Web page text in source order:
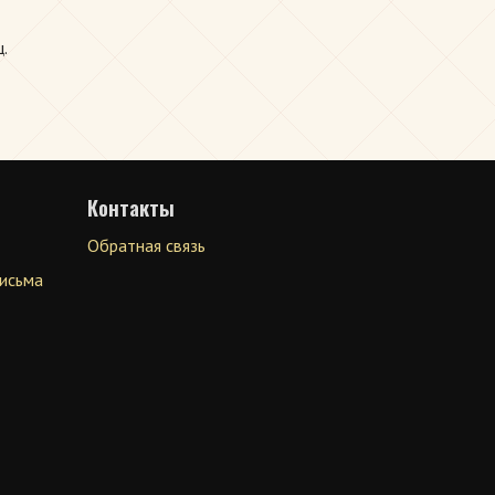
Контакты
Обратная связь